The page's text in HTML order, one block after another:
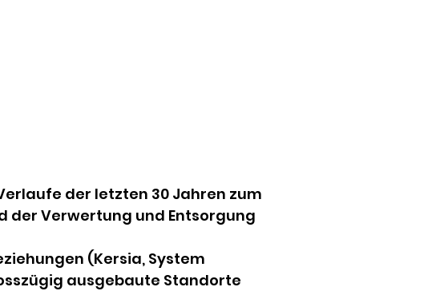
der letzten 30 Jahren zum
der Verwertung und Entsorgung
(Kersia, System
ausgebaute Standorte